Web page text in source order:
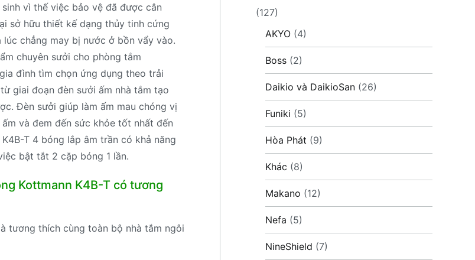
vì thế việc bảo vệ đã được cân
sở hữu thiết kế dạng thủy tinh cứng
chẳng may bị nước ở bồn vẩy vào.
chuyên sưởi cho phòng tắm
đình tìm chọn ứng dụng theo trải
giai đoạn đèn sưởi ấm nhà tắm tạo
Đèn sưởi giúp làm ấm mau chóng vị
và đem đến sức khỏe tốt nhất đến
T 4 bóng lắp âm trần có khả năng
bật tắt 2 cặp bóng 1 lần.
Kottmann K4B-T có tương
tương thích cùng toàn bộ nhà tắm ngôi
(127)
AKYO (4)
Boss (2)
Daikio và DaikioSan (26)
Funiki (5)
Hòa Phát (9)
Khác (8)
Makano (12)
Nefa (5)
NineShield (7)